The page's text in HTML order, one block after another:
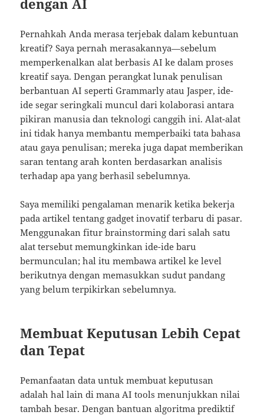
Pernahkah Anda merasa terjebak dalam kebuntuan
kreatif? Saya pernah merasakannya—sebelum
memperkenalkan alat berbasis AI ke dalam proses
kreatif saya. Dengan perangkat lunak penulisan
berbantuan AI seperti Grammarly atau Jasper, ide-
ide segar seringkali muncul dari kolaborasi antara
pikiran manusia dan teknologi canggih ini. Alat-alat
ini tidak hanya membantu memperbaiki tata bahasa
atau gaya penulisan; mereka juga dapat memberikan
saran tentang arah konten berdasarkan analisis
terhadap apa yang berhasil sebelumnya.
Saya memiliki pengalaman menarik ketika bekerja
pada artikel tentang gadget inovatif terbaru di pasar.
Menggunakan fitur brainstorming dari salah satu
alat tersebut memungkinkan ide-ide baru
bermunculan; hal itu membawa artikel ke level
berikutnya dengan memasukkan sudut pandang
yang belum terpikirkan sebelumnya.
Membuat Keputusan Lebih Cepat
dan Tepat
Pemanfaatan data untuk membuat keputusan
adalah hal lain di mana AI tools menunjukkan nilai
tambah besar. Dengan bantuan algoritma prediktif